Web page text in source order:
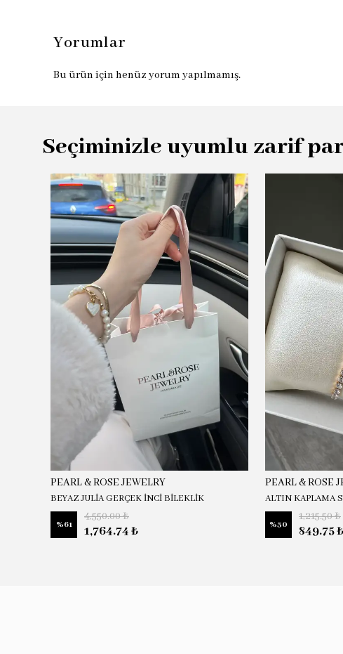
Yorumlar
Bu ürün için henüz yorum yapılmamış.
Seçiminizle uyumlu zarif
PEARL & ROSE JEWELRY
BEYAZ JULİA GERÇEK İNCİ BİLEKLİK
%61
4,550.00 ₺
1,764.74 ₺
PEARL & ROSE
ALTIN KAPLAMA
%30
1,215.50 ₺
849.75 ₺